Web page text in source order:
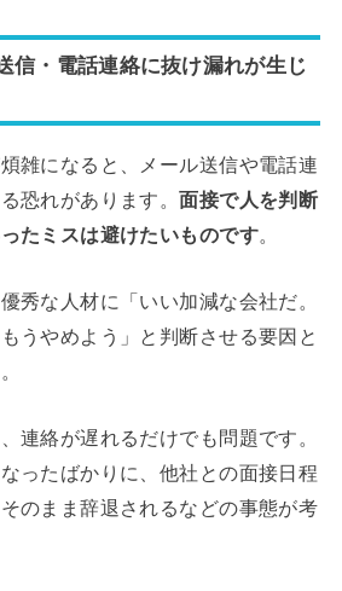
信・電話連絡に抜け漏れが生じ
雑になると、メール送信や電話連
恐れがあります。面接で人を判断
たミスは避けたいものです。
秀な人材に「いい加減な会社だ。
うやめよう」と判断させる要因と
連絡が遅れるだけでも問題です。
ったばかりに、他社との面接日程
のまま辞退されるなどの事態が考